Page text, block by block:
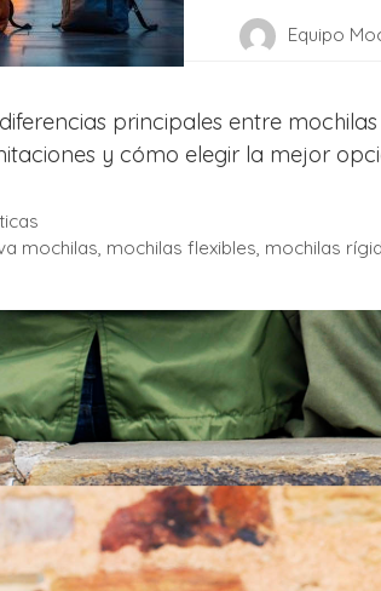
Equipo
principales entre
y cómo elegir la mejor
mochilas mochilas flexibles mochilas